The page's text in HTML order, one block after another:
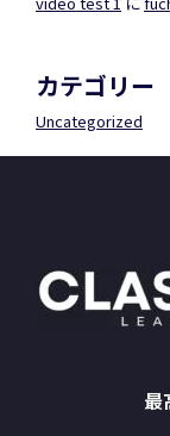
カテゴリー
Uncategorized
最